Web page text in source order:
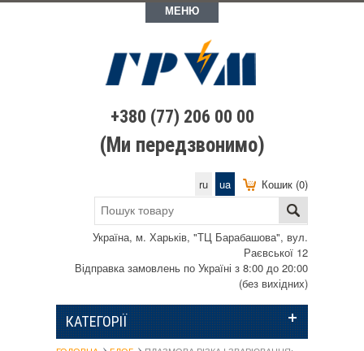
МЕНЮ
+380 (77) 206 00 00
(Ми передзвонимо)
Кошик (0)
ru ua
Україна, м. Харьків, "ТЦ Барабашова", вул.
Раєвської 12
Відправка замовлень по Україні з 8:00 до 20:00
(без вихідних)
КАТЕГОРІЇ